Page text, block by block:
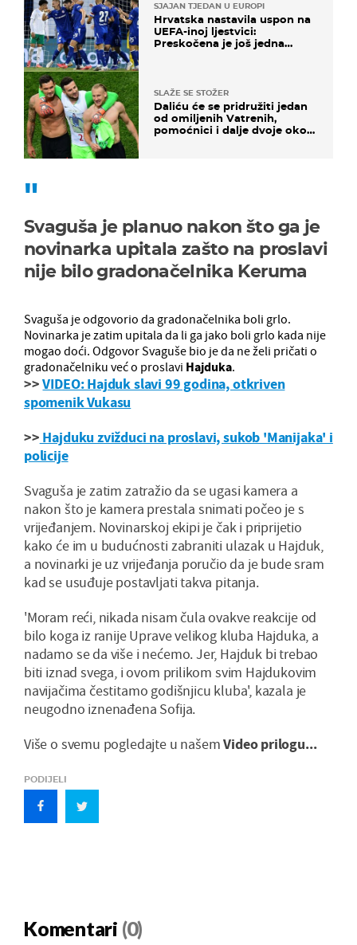
SJAJAN TJEDAN U EUROPI
Hrvatska nastavila uspon na
UEFA-inoj ljestvici:
Preskočena je još jedna
SLAŽE SE STOŽER
Daliću će se pridružiti jedan
od omiljenih Vatrenih,
pomoćnici i dalje dvoje oko
Svaguša je planuo nakon što ga je
novinarka upitala zašto na proslavi
nije bilo gradonačelnika Keruma
Svaguša je odgovorio da gradonačelnika boli grlo.
Novinarka je zatim upitala da li ga jako boli grlo kada nije
mogao doći. Odgovor Svaguše bio je da ne želi pričati o
gradonačelniku već o proslavi Hajduka.
>>VIDEO: Hajduk slavi 99 godina, otkriven
spomenik Vukasu
>> Hajduku zvižduci na proslavi, sukob 'Manijaka' i
policije
Svaguša je zatim zatražio da se ugasi kamera a
nakon što je kamera prestala snimati počeo je s
vrijeđanjem. Novinarskoj ekipi je čak i priprijetio
kako će im u budućnosti zabraniti ulazak u Hajduk,
a novinarki je uz vrijeđanja poručio da je bude sram
kad se usuđuje postavljati takva pitanja.
'Moram reći, nikada nisam čula ovakve reakcije od
bilo koga iz ranije Uprave velikog kluba Hajduka, a
nadamo se da više i nećemo. Jer, Hajduk bi trebao
biti iznad svega, i ovom prilikom svim Hajdukovim
navijačima čestitamo godišnjicu kluba', kazala je
neugodno iznenađena Sofija.
Više o svemu pogledajte u našemVideo prilogu...
PODIJELI
Komentari (0)